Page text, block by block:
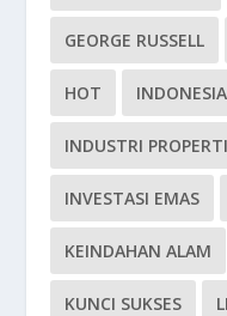
GEORGE RUSSELL
HOT INDONESIA
INDUSTRI PROPERTI
INVESTASI EMAS
KEINDAHAN ALAM
KUNCI SUKSES